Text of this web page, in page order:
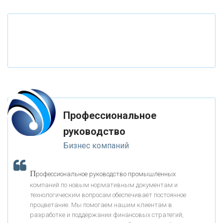
«ФК ОТКРЫТИЕ»
«ЗАПСИБКОМБАНК»
«РОСЕВРОБАНК»
«ПРЕСС-СЛУЖБА ВТБ24»
«АВТОГРАДБАНК»
Профессиональное
руководство
Бизнес компаний
Профессиональное руководство промышленных
компаний по новым нормативным документам и
технологическим вопросам обеспечивает постоянное
процветание. Мы помогаем нашим клиентам в
разработке и поддержании финансовых стратегий,